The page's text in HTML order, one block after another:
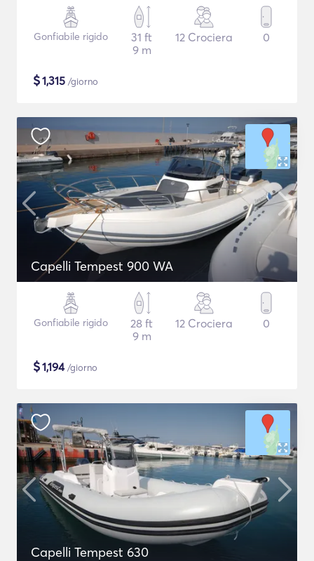
Gonfiabile rigido
31 ft
9 m
12 Crociera 0
$1,315 /giorno
Capelli Tempest 900 WA
Gonfiabile rigido
28 ft
9 m
12 Crociera 0
$1,194/giorno
Capelli Tempest 630